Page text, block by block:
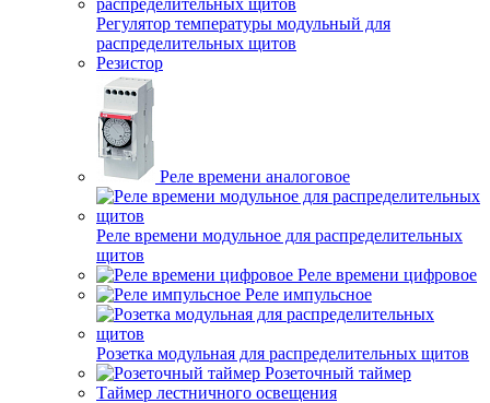
Регулятор температуры модульный для
распределительных щитов
Резистор
Реле времени аналоговое
Реле времени модульное для распределительных
щитов
Реле времени цифровое
Реле импульсное
Розетка модульная для распределительных щитов
Розеточный таймер
Таймер лестничного освещения